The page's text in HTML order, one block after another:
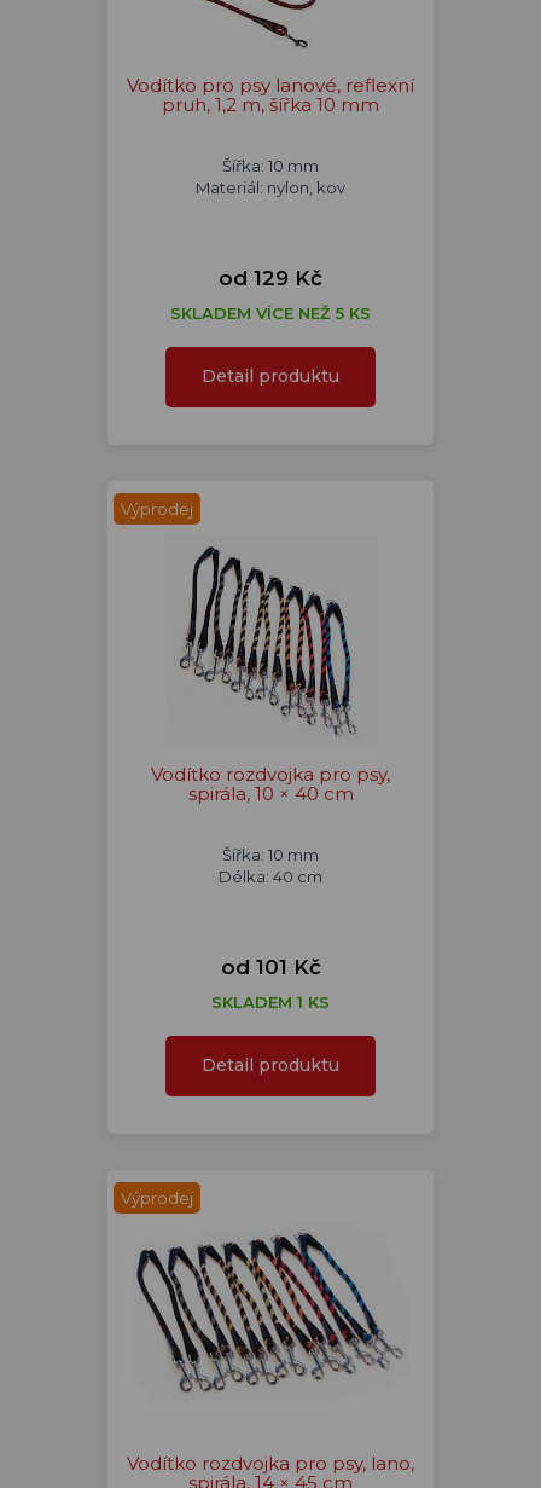
Vodítko pro psy lanové, reflexní
pruh, 1,2 m, šířka 10 mm
Šířka: 10 mm
Materiál: nylon, kov
od 129 Kč
SKLADEM VÍCE NEŽ 5 KS
Detail produktu
Výprodej
Vodítko rozdvojka pro psy,
spirála, 10 × 40 cm
Šířka: 10 mm
Délka: 40 cm
od 101 Kč
SKLADEM 1 KS
Detail produktu
Výprodej
Vodítko rozdvojka pro psy, lano,
spirála, 14 × 45 cm